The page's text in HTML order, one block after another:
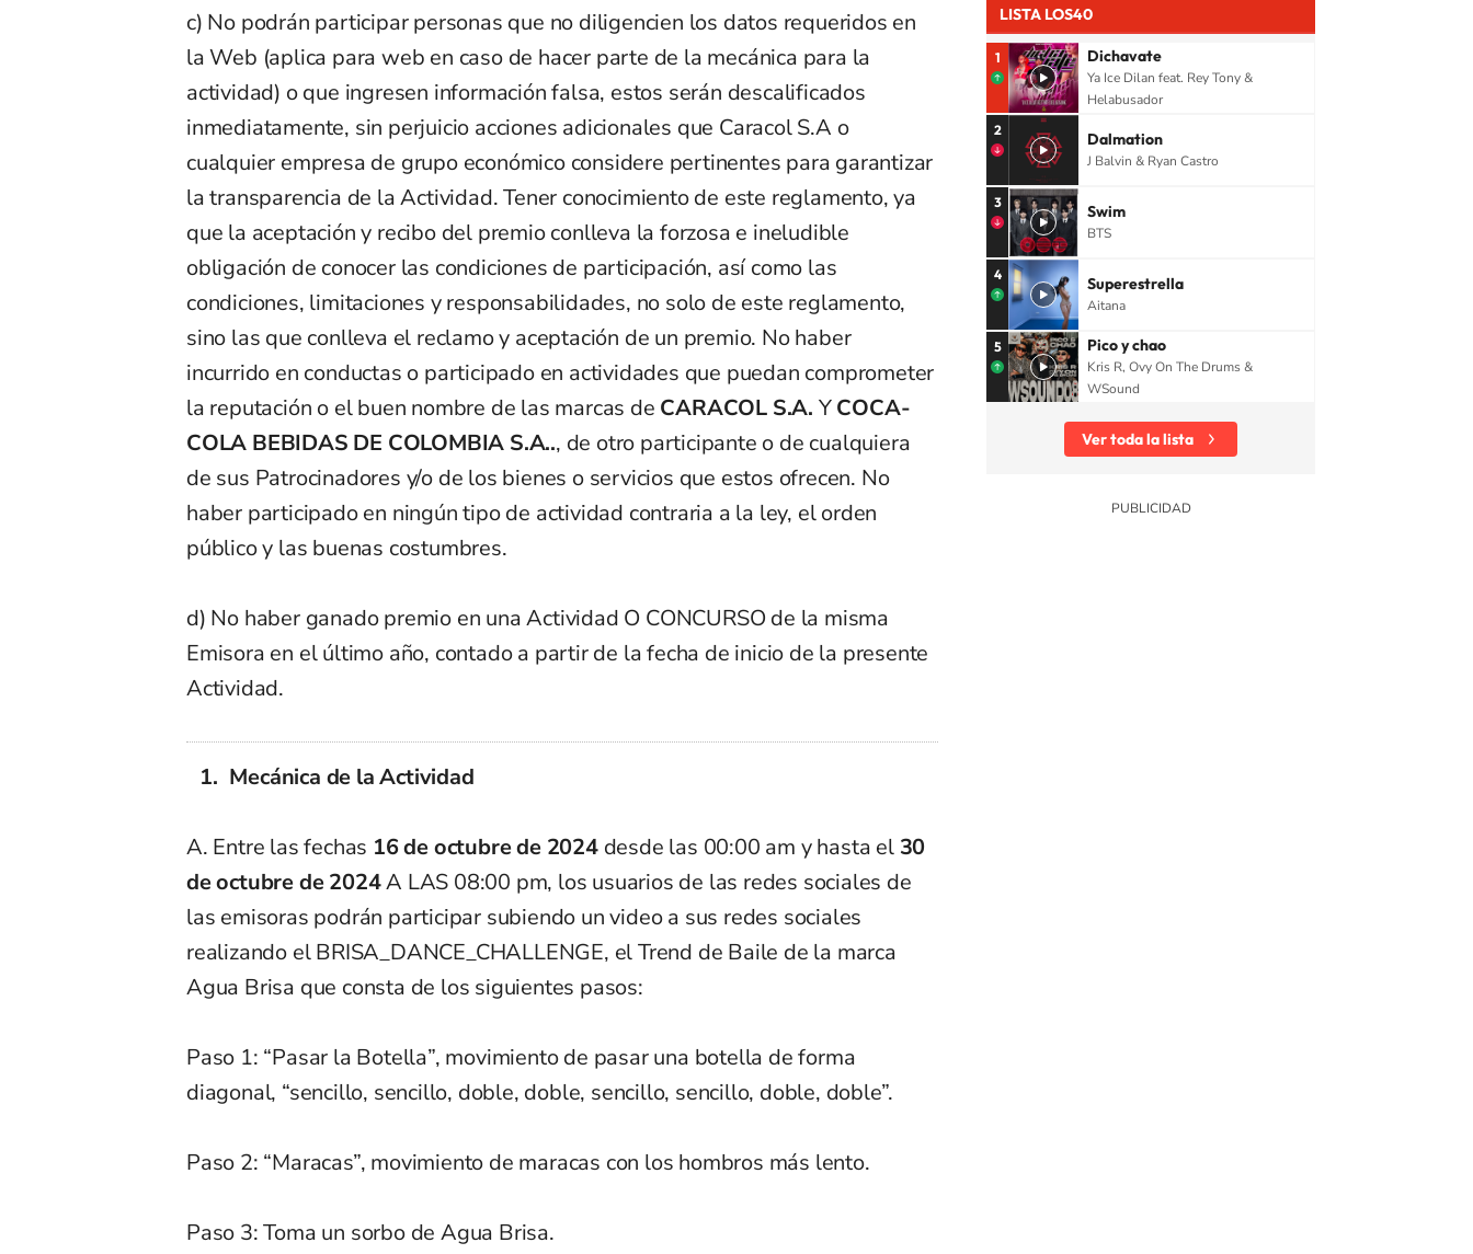
c) No podrán participar personas que no diligencien los datos requeridos en
la Web (aplica para web en caso de hacer parte de la mecánica para la
actividad) o que ingresen información falsa, estos serán descalificados
inmediatamente, sin perjuicio acciones adicionales que Caracol S.A o
cualquier empresa de grupo económico considere pertinentes para garantizar
la transparencia de la Actividad. Tener conocimiento de este reglamento, ya
que la aceptación y recibo del premio conlleva la forzosa e ineludible
obligación de conocer las condiciones de participación, así como las
condiciones, limitaciones y responsabilidades, no solo de este reglamento,
sino las que conlleva el reclamo y aceptación de un premio. No haber
incurrido en conductas o participado en actividades que puedan comprometer
la reputación o el buen nombre de las marcas de CARACOL S.A. YCOCA-
COLA BEBIDAS DE COLOMBIA S.A.., de otro participante o de cualquiera
de sus Patrocinadores y/o de los bienes o servicios que estos ofrecen. No
haber participado en ningún tipo de actividad contraria a la ley, el orden
público y las buenas costumbres.
d) No haber ganado premio en una Actividad O CONCURSO de la misma
Emisora en el último año, contado a partir de la fecha de inicio de la presente
Actividad.
Mecánica de la Actividad
A. Entre las fechas 16 de octubre de 2024 desde las 00:00 am y hasta el 30
de octubre de 2024A LAS 08:00 pm, los usuarios de las redes sociales de
las emisoras podrán participar subiendo un video a sus redes sociales
realizando el BRISA_DANCE_CHALLENGE, el Trend de Baile de la marca
Agua Brisa que consta de los siguientes pasos:
Paso 1: “Pasar la Botella”, movimiento de pasar una botella de forma
diagonal, “sencillo, sencillo, doble, doble, sencillo, sencillo, doble, doble”.
Paso 2: “Maracas”, movimiento de maracas con los hombros más lento.
Paso 3: Toma un sorbo de Agua Brisa.
LISTA LOS40
1 Dichavate
Ya Ice Dilan feat. Rey Tony &
Helabusador
2 Dalmation
J Balvin & Ryan Castro
3 Swim
BTS
4 Superestrella
Aitana
5 Pico y chao
Kris R, Ovy On The Drums &
WSound
Ver toda la lista